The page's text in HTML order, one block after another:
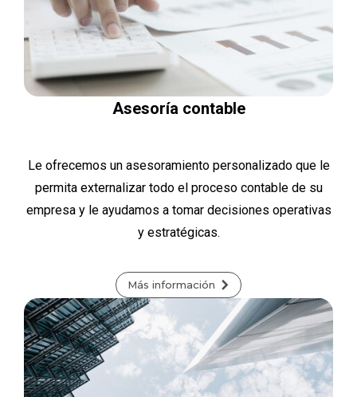
Asesoría contable
Le ofrecemos un asesoramiento personalizado que le
permita externalizar todo el proceso contable de su
empresa y le ayudamos a tomar decisiones operativas
y estratégicas.
Más información